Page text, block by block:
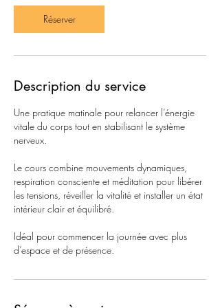
Réserver
Description du service
Une pratique matinale pour relancer l’énergie
vitale du corps tout en stabilisant le système
nerveux.
Le cours combine mouvements dynamiques,
respiration consciente et méditation pour libérer
les tensions, réveiller la vitalité et installer un état
intérieur clair et équilibré.
Idéal pour commencer la journée avec plus
d’espace et de présence.